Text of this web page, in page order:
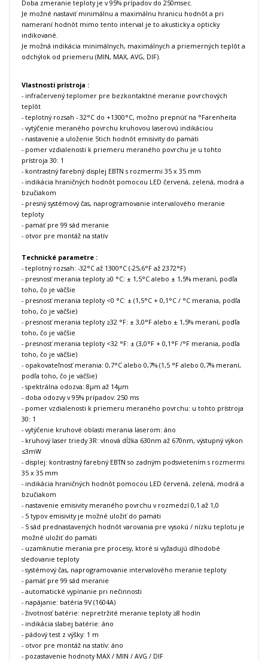
Doba zmeranie teploty je v 95% prípadov do 250msec.
Je možné nastaviť minimálnu a maximálnu hranicu hodnôt a pri
nameraní hodnôt mimo tento interval je to akusticky a opticky
indikované.
Je možná indikácia minimálnych, maximálnych a priemerných teplôt a
odchýlok od priemeru (MIN, MAX, AVG, DIF).
Vlastnosti prístroja :
- infračervený teplomer pre bezkontaktné meranie povrchových
teplôt
- teplotný rozsah - 32°C do +1300°C, možno prepnúť na °Farenheita
- vytýčenie meraného povrchu kruhovou laserovú indikáciou
- nastavenie a uloženie 5tich hodnôt emisivity do pamäti
- pomer vzdialenosti k priemeru meraného povrchu je u tohto
prístroja 30: 1
- kontrastný farebný displej EBTN s rozmermi 35 x 35 mm
- indikácia hraničných hodnôt pomocou LED červená, zelená, modrá a
bzučiakom
- presný systémový čas, naprogramovanie intervalového meranie
teploty
- pamäť pre 99 sád meranie
- otvor pre montáž na statív
Technické parametre :
- teplotný rozsah: -32°C až 1300°C (-25,6°F až 2372°F)
- presnosť merania teploty ≥0 °C: ± 1,5°C alebo ± 1,5% meraní, podľa
toho, čo je väčšie
- presnosť merania teploty <0 °C: ± (1,5°C + 0,1°C / °C merania, podľa
toho, čo je väčšie)
- presnosť merania teploty ≥32 °F: ± 3,0°F alebo ± 1,5% meraní, podľa
toho, čo je väčšie
- presnosť merania teploty <32 °F: ± (3,0°F + 0,1°F /°F merania, podľa
toho, čo je väčšie)
- opakovateľnosť merania: 0,7°C alebo 0,7% (1,5 °F alebo 0,7% meraní,
podľa toho, čo je väčšie)
- spektrálna odozva: 8μm až 14μm
- doba odozvy v 95% prípadov: 250 ms
- pomer vzdialenosti k priemeru meraného povrchu: u tohto prístroja
30: 1
- vytýčenie kruhové oblasti merania laserom: áno
- kruhový laser triedy 3R: vlnová dĺžka 630nm až 670nm, výstupný výkon
≤3mW
- displej: kontrastný farebný EBTN so zadným podsvietením s rozmermi
35 x 35 mm
- indikácia hraničných hodnôt pomocou LED červená, zelená, modrá a
bzučiakom
- nastavenie emisivity meraného povrchu v rozmedzí 0,1 až 1,0
- 5 typov emisivity je možné uložiť do pamäti
- 5 sád prednastavených hodnôt varovania pre vysokú / nízku teplotu je
možné uložiť do pamäti
- uzamknutie merania pre procesy, ktoré si vyžadujú dlhodobé
sledovanie teploty
- systémový čas, naprogramovanie intervalového meranie teploty
- pamäť pre 99 sád meranie
- automatické vypínanie pri nečinnosti
- napájanie: batéria 9V (1604A)
- životnosť batérie: nepretržité meranie teploty ≥8 hodín
- indikácia slabej batérie: áno
- pádový test z výšky: 1 m
- otvor pre montáž na statív: áno
- pozastavenie hodnoty MAX / MIN / AVG / DIF